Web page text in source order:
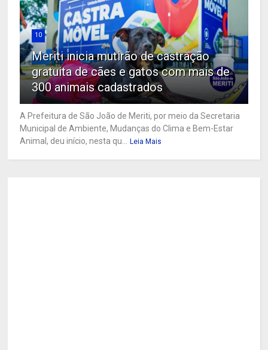
10
Meriti inicia mutirão de castração
gratuita de cães e gatos com mais de
300 animais cadastrados
A Prefeitura de São João de Meriti, por meio da Secretaria
Municipal de Ambiente, Mudanças do Clima e Bem-Estar
Animal, deu início, nesta qu...
Leia Mais